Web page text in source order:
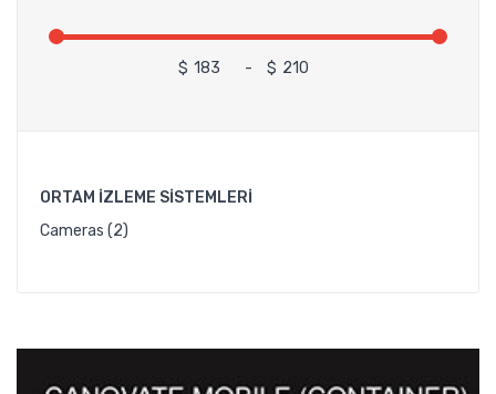
$ - $
ORTAM İZLEME SISTEMLERI
Cameras (2)